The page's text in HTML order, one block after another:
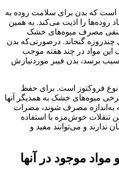
که بدن برای سلامت روده به
روده‌ها را اذیت می‌کند. به همین
منفی مصرف میوه‌های خشک
چندروزه گنجاند. درصورتی‌که بدن
این مواد در چند هفته موجب
برسد، بدن فیبر موردنیازش
فروکتوز است. برای حفظ
میوه‌های خشک به همدیگر آنها
به‌اندازه مصرف شوند، مضرات
خوش‌مزه با استفاده
و می‌توانند مفید و
موجود در آنها